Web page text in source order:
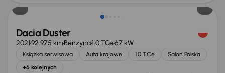
Dacia Duster
202192 975 kmBenzyna1.0 TCe67 kW
Książka serwisowa Auta krajowe 1.0 TCe
Salon Polska
+6 kolejnych